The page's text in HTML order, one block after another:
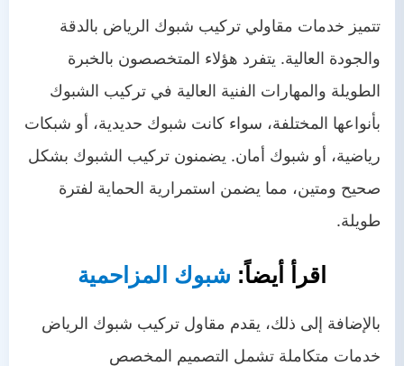
تتميز خدمات مقاولي تركيب شبوك الرياض بالدقة
والجودة العالية. يتفرد هؤلاء المتخصصون بالخبرة
الطويلة والمهارات الفنية العالية في تركيب الشبوك
بأنواعها المختلفة، سواء كانت شبوك حديدية، أو شبكات
رياضية، أو شبوك أمان. يضمنون تركيب الشبوك بشكل
صحيح ومتين، مما يضمن استمرارية الحماية لفترة
طويلة.
اقرأ أيضاً: شبوك المزاحمية
بالإضافة إلى ذلك، يقدم مقاول تركيب شبوك الرياض
خدمات متكاملة تشمل التصميم المخصص